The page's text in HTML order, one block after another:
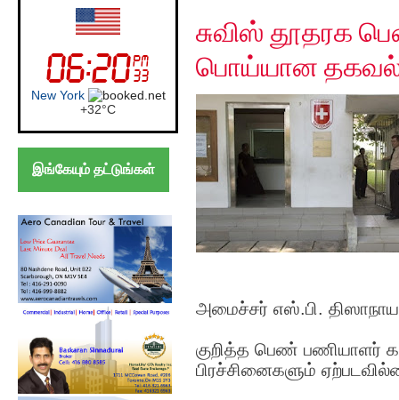
London
+21°C
இங்கேயும் தட்டுங்கள்
சுவிஸ் தூதரக
பொய்யான தகவல்
அமைச்சர் எஸ்.பி.
குறித்த பெண் பணியாளர்
பிரச்சினைகளும்